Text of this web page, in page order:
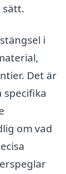
i
Det är
om vad